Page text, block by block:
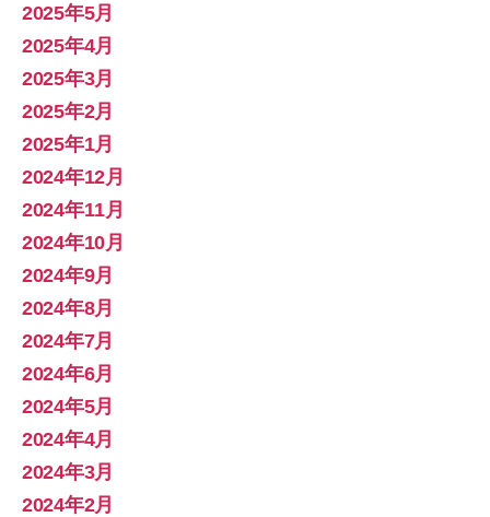
2025年5月
2025年4月
2025年3月
2025年2月
2025年1月
2024年12月
2024年11月
2024年10月
2024年9月
2024年8月
2024年7月
2024年6月
2024年5月
2024年4月
2024年3月
2024年2月